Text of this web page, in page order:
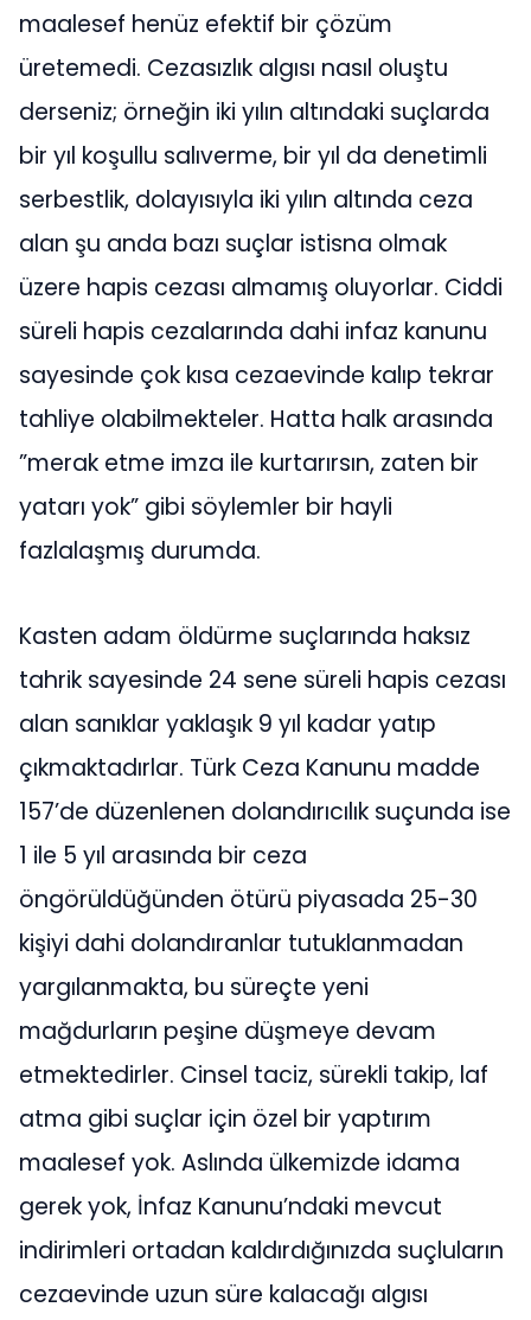
maalesef henüz efektif bir çözüm
üretemedi. Cezasızlık algısı nasıl oluştu
derseniz; örneğin iki yılın altındaki suçlarda
bir yıl koşullu salıverme, bir yıl da denetimli
serbestlik, dolayısıyla iki yılın altında ceza
alan şu anda bazı suçlar istisna olmak
üzere hapis cezası almamış oluyorlar. Ciddi
süreli hapis cezalarında dahi infaz kanunu
sayesinde çok kısa cezaevinde kalıp tekrar
tahliye olabilmekteler. Hatta halk arasında
”merak etme imza ile kurtarırsın, zaten bir
yatarı yok” gibi söylemler bir hayli
fazlalaşmış durumda.
Kasten adam öldürme suçlarında haksız
tahrik sayesinde 24 sene süreli hapis cezası
alan sanıklar yaklaşık 9 yıl kadar yatıp
çıkmaktadırlar. Türk Ceza Kanunu madde
157’de düzenlenen dolandırıcılık suçunda ise
1 ile 5 yıl arasında bir ceza
öngörüldüğünden ötürü piyasada 25-30
kişiyi dahi dolandıranlar tutuklanmadan
yargılanmakta, bu süreçte yeni
mağdurların peşine düşmeye devam
etmektedirler. Cinsel taciz, sürekli takip, laf
atma gibi suçlar için özel bir yaptırım
maalesef yok. Aslında ülkemizde idama
gerek yok, İnfaz Kanunu’ndaki mevcut
indirimleri ortadan kaldırdığınızda suçluların
cezaevinde uzun süre kalacağı algısı